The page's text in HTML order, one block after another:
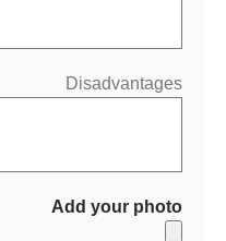
Disadvantages
Add your photo